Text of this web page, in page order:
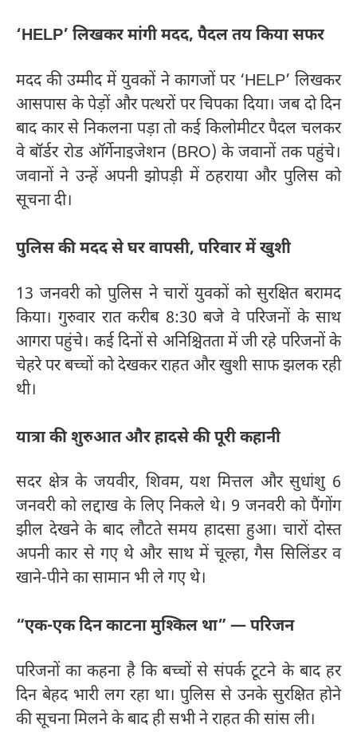
‘HELP’ लिखकर मांगी मदद, पैदल तय किया सफर
मदद की उम्मीद में युवकों ने कागजों पर ‘HELP’ लिखकर
आसपास के पेड़ों और पत्थरों पर चिपका दिया। जब दो दिन
बाद कार से निकलना पड़ा तो कई किलोमीटर पैदल चलकर
वे बॉर्डर रोड ऑर्गेनाइजेशन (BRO) के जवानों तक पहुंचे।
जवानों ने उन्हें अपनी झोपड़ी में ठहराया और पुलिस को
सूचना दी।
पुलिस की मदद से घर वापसी, परिवार में खुशी
13 जनवरी को पुलिस ने चारों युवकों को सुरक्षित बरामद
किया। गुरुवार रात करीब 8:30 बजे वे परिजनों के साथ
आगरा पहुंचे। कई दिनों से अनिश्चितता में जी रहे परिजनों के
चेहरे पर बच्चों को देखकर राहत और खुशी साफ झलक रही
थी।
यात्रा की शुरुआत और हादसे की पूरी कहानी
सदर क्षेत्र के जयवीर, शिवम, यश मित्तल और सुधांशु 6
जनवरी को लद्दाख के लिए निकले थे। 9 जनवरी को पैंगोंग
झील देखने के बाद लौटते समय हादसा हुआ। चारों दोस्त
अपनी कार से गए थे और साथ में चूल्हा, गैस सिलिंडर व
खाने-पीने का सामान भी ले गए थे।
“एक-एक दिन काटना मुश्किल था” — परिजन
परिजनों का कहना है कि बच्चों से संपर्क टूटने के बाद हर
दिन बेहद भारी लग रहा था। पुलिस से उनके सुरक्षित होने
की सूचना मिलने के बाद ही सभी ने राहत की सांस ली।